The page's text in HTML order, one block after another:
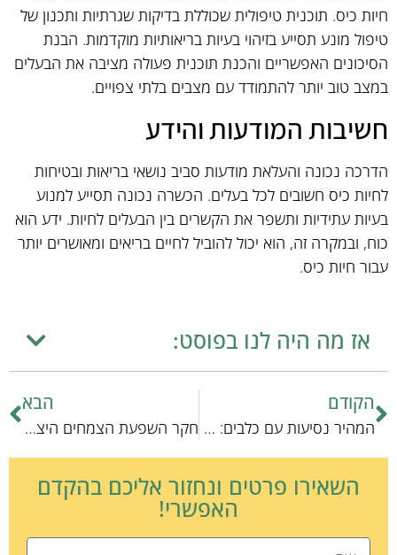
חיות כיס. תוכנית טיפולית שכוללת בדיקות שגרתיות ותכנון של
טיפול מונע תסייע בזיהוי בעיות בריאותיות מוקדמות. הבנת
הסיכונים האפשריים והכנת תוכנית פעולה מציבה את הבעלים
במצב טוב יותר להתמודד עם מצבים בלתי צפויים.
חשיבות המודעות והידע
הדרכה נכונה והעלאת מודעות סביב נושאי בריאות ובטיחות
לחיות כיס חשובים לכל בעלים. הכשרה נכונה תסייע למנוע
בעיות עתידיות ותשפר את הקשרים בין הבעלים לחיות. ידע הוא
כוח, ובמקרה זה, הוא יכול להוביל לחיים בריאים ומאושרים יותר
עבור חיות כיס.
אז מה היה לנו בפוסט:
הקודם
המהיר נסיעות עם כלבים: סקירה מעמיקה על הטכנולוגיה המתקדמת ביותר
הבא
חקר השפעת הצמחים היצירתיים על דינמיקת האקווריום
השאירו פרטים ונחזור אליכם בהקדם
האפשרי!